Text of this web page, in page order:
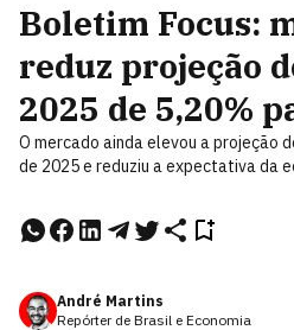
Boletim Focus:
reduz projeção
2025 de 5,20%
O mercado ainda elevou a projeção
de 2025 e reduziu a expectativa da
André Martins
Repórter de Brasil e Economia